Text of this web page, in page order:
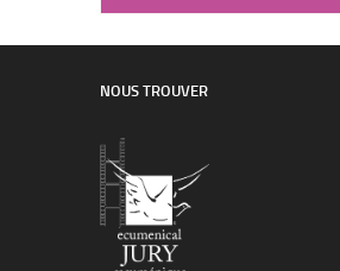
NOUS TROUVER